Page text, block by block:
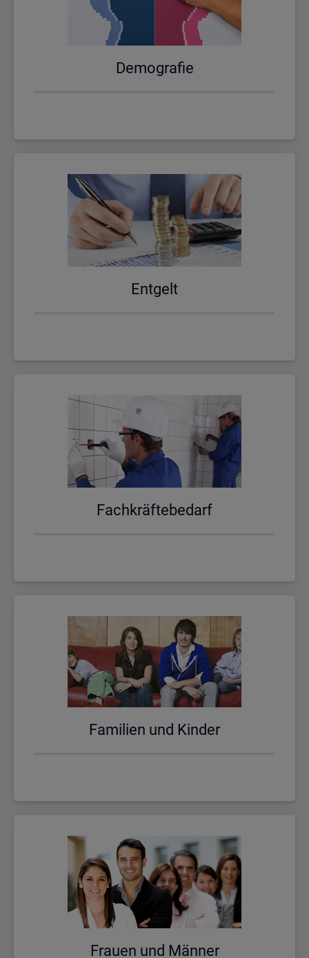
De­mo­gra­fie
Ent­gelt
Fach­kräf­te­be­darf
Fa­mi­li­en und Kin­der
Frau­en und Män­ner